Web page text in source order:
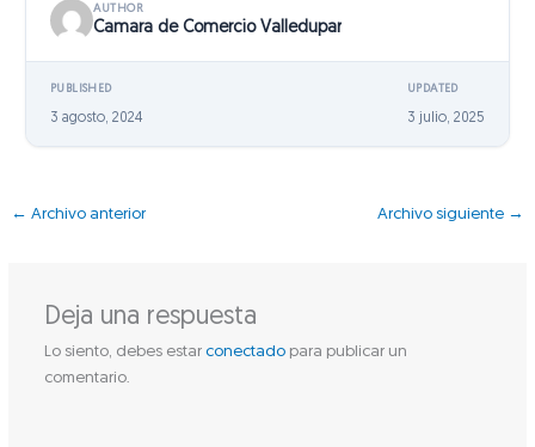
AUTHOR
Camara de Comercio Valledupar
PUBLISHED
3 agosto, 2024
UPDATED
3 julio, 2025
← Archivo anterior Archivo siguiente →
Deja una respuesta
Lo siento, debes estar conectadopara publicar un
comentario.